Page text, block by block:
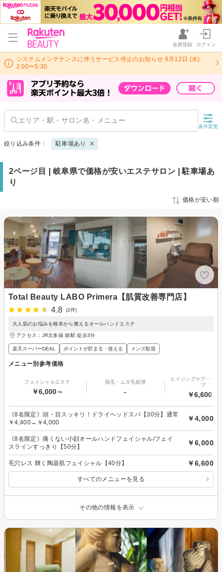
会員登録 ログイン
システムメンテナンスに伴うサービス停止のお知らせ 8月12日 (水)
2:00〜5:30
条件変更
絞り込み条件： 駐車場あり
2ページ目 | 岐阜県で価格が安いエステサロン | 駐車場あ
り
価格が安い順
Total Beauty LABO Primera【肌質改善専門店】
4.8
(2件)
大人肌のお悩みを根本から整えるオールハンドエステ
アクセス：JR太多線 姫駅 徒歩3分
楽天スーパーDEAL ポイントが貯まる・使える メンズ歓迎
メニュー別参考価格
フェイシャルエステ
￥6,000～
脱毛・ムダ毛処理
-
エイジングケア・リ
プ
￥6,600～
《8名限定》頭・目スッキリ！ドライヘッドスパ【30分】通常
￥4,400→￥4,000
￥4,000
《8名限定》痛くない小顔オールハンドフェイシャル/フェイ
スラインすっきり【50分】
￥6,000
毛穴レス 輝く陶器肌フェイシャル【40分】 ￥6,600
すべてのメニューを見る
その他の情報を表示